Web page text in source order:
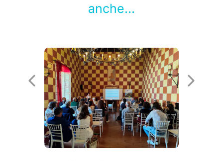
anche...